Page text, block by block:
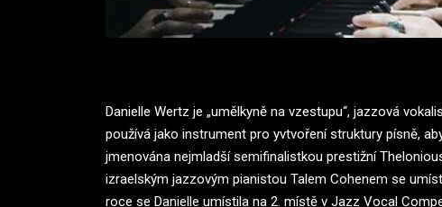
Danielle Wertz je „umělkyně na vzestupu“, jazzová
používá jako instrument pro yvtvoření struktury písně,
jmenována nejmladší semifinalistkou prestižní
izraelským jazzovým pianistou Talem Cohenem se
roce se Danielle umístila na 2. místě v Jazz Vocal